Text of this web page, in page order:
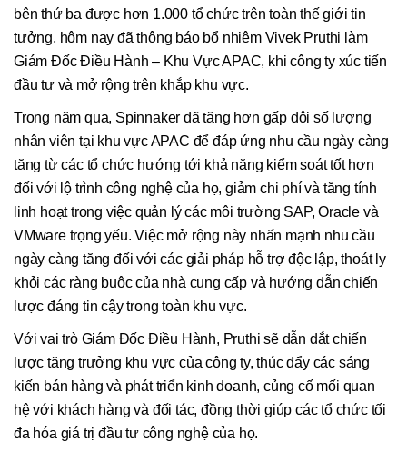
bên thứ ba được hơn 1.000 tổ chức trên toàn thế giới tin
tưởng, hôm nay đã thông báo bổ nhiệm Vivek Pruthi làm
Giám Đốc Điều Hành – Khu Vực APAC, khi công ty xúc tiến
đầu tư và mở rộng trên khắp khu vực.
Trong năm qua, Spinnaker đã tăng hơn gấp đôi số lượng
nhân viên tại khu vực APAC để đáp ứng nhu cầu ngày càng
tăng từ các tổ chức hướng tới khả năng kiểm soát tốt hơn
đối với lộ trình công nghệ của họ, giảm chi phí và tăng tính
linh hoạt trong việc quản lý các môi trường SAP, Oracle và
VMware trọng yếu. Việc mở rộng này nhấn mạnh nhu cầu
ngày càng tăng đối với các giải pháp hỗ trợ độc lập, thoát ly
khỏi các ràng buộc của nhà cung cấp và hướng dẫn chiến
lược đáng tin cậy trong toàn khu vực.
Với vai trò Giám Đốc Điều Hành, Pruthi sẽ dẫn dắt chiến
lược tăng trưởng khu vực của công ty, thúc đẩy các sáng
kiến bán hàng và phát triển kinh doanh, củng cố mối quan
hệ với khách hàng và đối tác, đồng thời giúp các tổ chức tối
đa hóa giá trị đầu tư công nghệ của họ.